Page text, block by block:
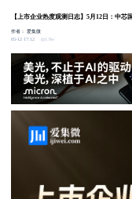
【上市企业热度观测日志】5月12日：中
作者：爱集微
05-12 17:12
1.8w